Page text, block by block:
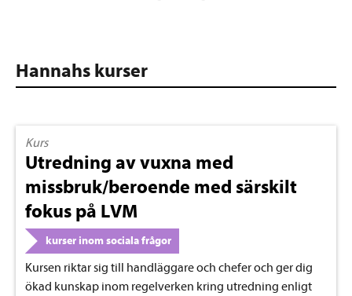
Hannahs kurser
Kurs
Utredning av vuxna med
missbruk/beroende med särskilt
fokus på LVM
kurser inom sociala frågor
Kursen riktar sig till handläggare och chefer och ger dig
ökad kunskap inom regelverken kring utredning enligt